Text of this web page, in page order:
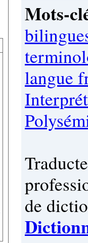
Mots-
langue
de